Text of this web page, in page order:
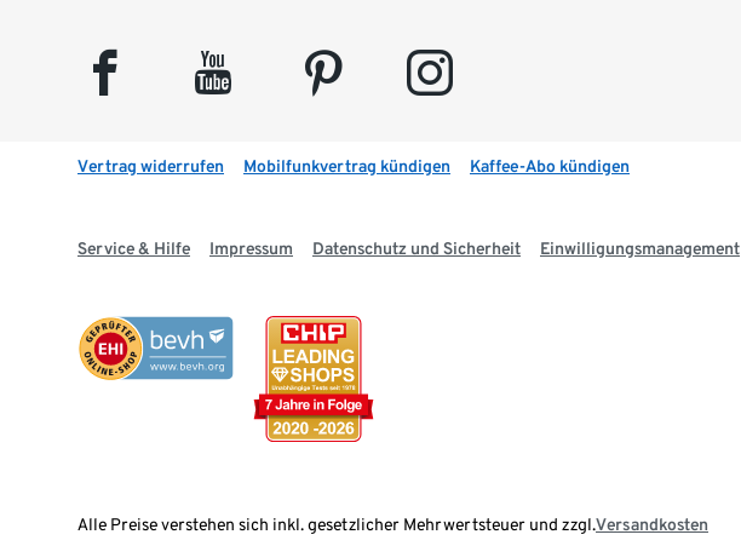
facebook youtube pinterest instagram
Vertrag widerrufen Mobilfunkvertrag kündigen Kaffee-Abo kündigen
Service & Hilfe Impressum Datenschutz und Sicherheit Einwilligungsmanagement
Alle Preise verstehen sich inkl. gesetzlicher Mehrwertsteuer und zzgl.Versandkosten